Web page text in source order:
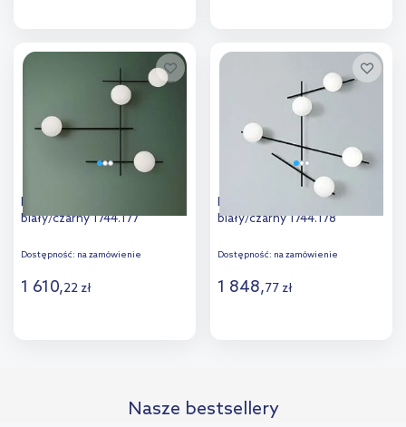
porównania porównania
Miloox Mikado kinkiet 4x28W
biały/czarny 1744.177
Dostępność: na zamówienie
1 610,22 zł
porównania
Miloox Mikado kinkiet 5x28W
biały/czarny 1744.178
Dostępność: na zamówienie
1 848,77 zł
porównania
Nasze bestsellery